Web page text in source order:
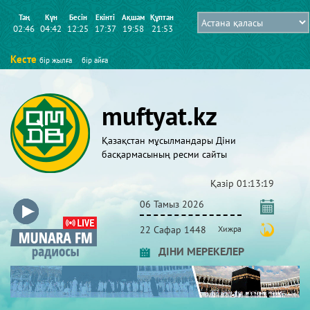
Таң
02:46
Күн
04:42
Бесін
12:25
Екінті
17:37
Ақшам
19:58
Құптан
21:53
Кесте бір жылға бір айға
muftyat.kz
Қазақстан мұсылмандары Діни
басқармасының ресми сайты
Қазір 01:13:19
06 Тамыз 2026
22 Сафар 1448 Хижра
ДІНИ МЕРЕКЕЛЕР